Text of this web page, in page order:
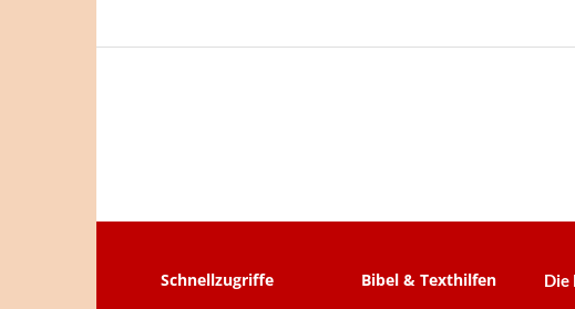
Schnellzugriffe Bibel & Texthilfen Die